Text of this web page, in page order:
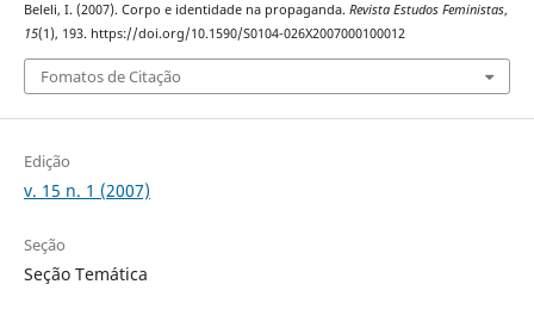
Beleli, I. (2007). Corpo e identidade na propaganda. Revista Estudos Feministas,
15(1), 193. https://doi.org/10.1590/S0104-026X2007000100012
Fomatos de Citação
Edição
v. 15 n. 1 (2007)
Seção
Seção Temática